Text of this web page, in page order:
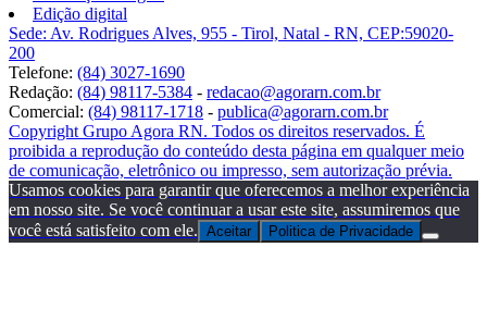
Edição digital
Sede: Av. Rodrigues Alves, 955 - Tirol, Natal - RN, CEP:59020-
200
Telefone: (84) 3027-1690
Redação: (84) 98117-5384 - redacao@agorarn.com.br
Comercial: (84) 98117-1718 - publica@agorarn.com.br
Copyright Grupo Agora RN. Todos os direitos reservados. É
proibida a reprodução do conteúdo desta página em qualquer meio
de comunicação, eletrônico ou impresso, sem autorização prévia.
Usamos cookies para garantir que oferecemos a melhor experiência
em nosso site. Se você continuar a usar este site, assumiremos que
você está satisfeito com ele. Aceitar Politica de Privacidade